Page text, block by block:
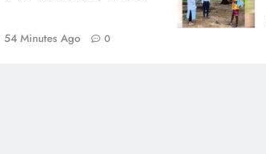
54 Minutes Ago 0